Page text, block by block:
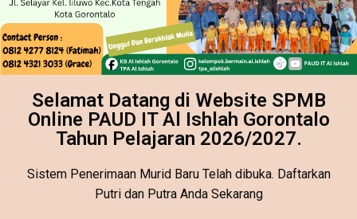
Selamat Datang di Website SPMB
Online PAUD IT Al Ishlah Gorontalo
Tahun Pelajaran 2026/2027.
Sistem Penerimaan Murid Baru Telah dibuka. Daftarkan
Putri dan Putra Anda Sekarang